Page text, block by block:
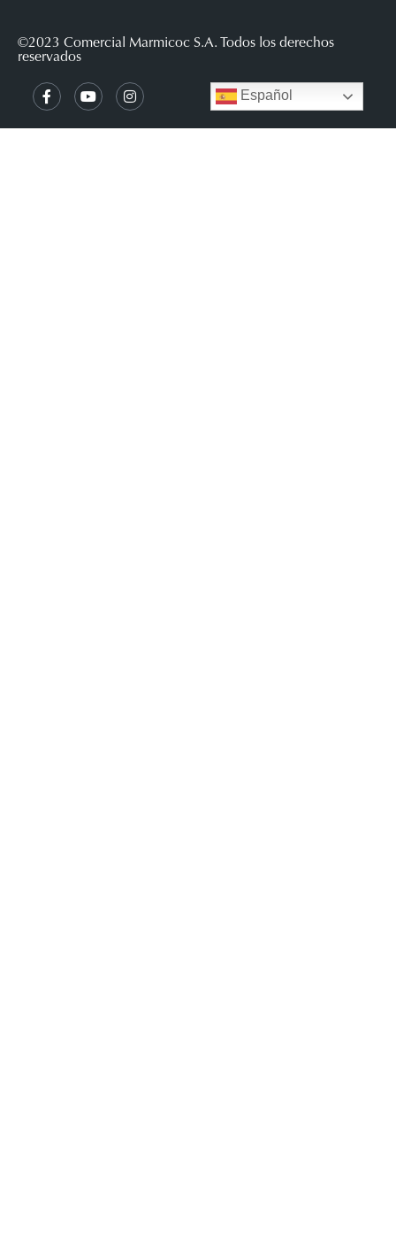
©2023 Comercial Marmicoc S.A. Todos los derechos
reservados
Español